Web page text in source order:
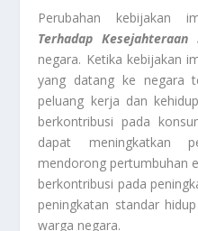
Perubahan kebijakan
Terhadap
negara. Ketika kebijakan
yang datang ke negara
peluang kerja dan
berkontribusi pada
dapat meningkatkan
mendorong pertumbuhan
berkontribusi pada
peningkatan standar
warga negara.